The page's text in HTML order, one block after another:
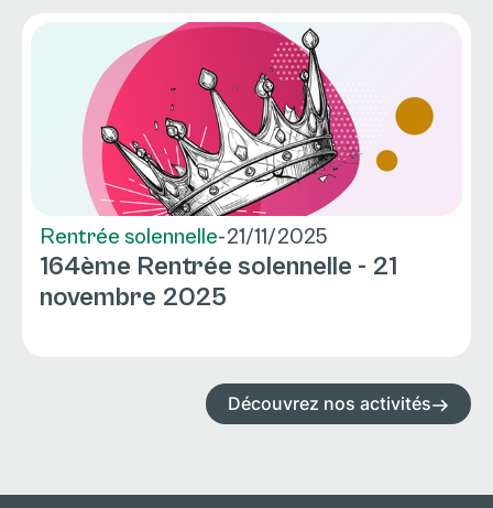
Rentrée solennelle-21/11/2025
164ème Rentrée solennelle - 21
novembre 2025
Découvrez nos activités